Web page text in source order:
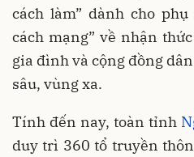
cách làm” dành cho
cách mạng” về nhận
gia đình và cộng đồng
sâu, vùng xa.
Tính đến nay, toàn tỉnh
duy trì 360 tổ truyền